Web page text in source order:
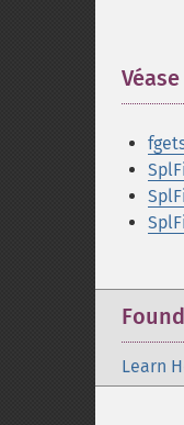
Learn